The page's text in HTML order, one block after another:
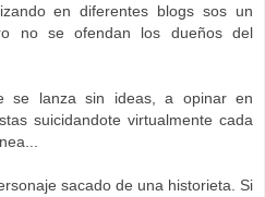
en diferentes blogs sos un
no se ofendan los dueños del
se lanza sin ideas, a opinar en
suicidandote virtualmente cada
sacado de una historieta. Si